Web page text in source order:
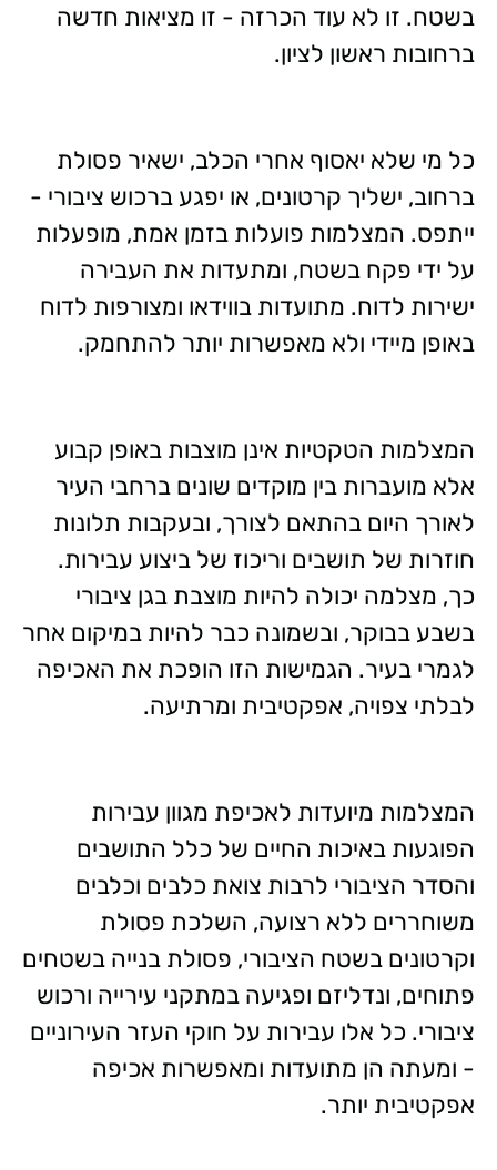
בשטח. זו לא עוד הכרזה - זו מציאות חדשה
ברחובות ראשון לציון.
כל מי שלא יאסוף אחרי הכלב, ישאיר פסולת
ברחוב, ישליך קרטונים, או יפגע ברכוש ציבורי -
ייתפס. המצלמות פועלות בזמן אמת, מופעלות
על ידי פקח בשטח, ומתעדות את העבירה
ישירות לדוח. מתועדות בווידאו ומצורפות לדוח
באופן מיידי ולא מאפשרות יותר להתחמק.
המצלמות הטקטיות אינן מוצבות באופן קבוע
אלא מועברות בין מוקדים שונים ברחבי העיר
לאורך היום בהתאם לצורך, ובעקבות תלונות
חוזרות של תושבים וריכוז של ביצוע עבירות.
כך, מצלמה יכולה להיות מוצבת בגן ציבורי
בשבע בבוקר, ובשמונה כבר להיות במיקום אחר
לגמרי בעיר. הגמישות הזו הופכת את האכיפה
לבלתי צפויה, אפקטיבית ומרתיעה.
המצלמות מיועדות לאכיפת מגוון עבירות
הפוגעות באיכות החיים של כלל התושבים
והסדר הציבורי לרבות צואת כלבים וכלבים
משוחררים ללא רצועה, השלכת פסולת
וקרטונים בשטח הציבורי, פסולת בנייה בשטחים
פתוחים, ונדליזם ופגיעה במתקני עירייה ורכוש
ציבורי. כל אלו עבירות על חוקי העזר העירוניים
- ומעתה הן מתועדות ומאפשרות אכיפה
אפקטיבית יותר.